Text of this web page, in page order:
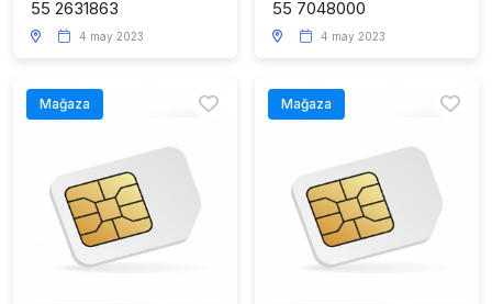
55 2631863
4 may 2023
55 7048000
4 may 2023
Mağaza Mağaza